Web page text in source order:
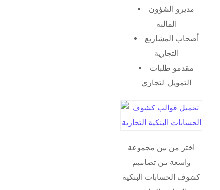
مديرو الشؤون
المالية
أصحاب المشاريع
التجارية
مقدمو طلبات
التمويل التجاري
اختر من بين مجموعة
واسعة من تصاميم
كشوف الحسابات البنكية